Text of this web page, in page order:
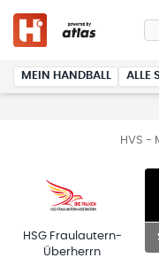
MEIN HANDBALL ALLE
HVS -
HSG Fraulautern-
Überherrn